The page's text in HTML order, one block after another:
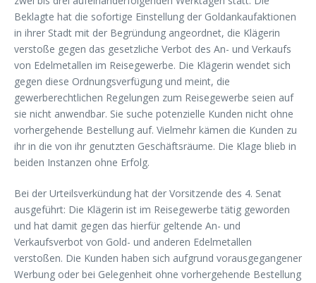
Beklagte hat die sofortige Einstellung der Goldankaufaktionen
in ihrer Stadt mit der Begründung angeordnet, die Klägerin
verstoße gegen das gesetzliche Verbot des An- und Verkaufs
von Edelmetallen im Reisegewerbe. Die Klägerin wendet sich
gegen diese Ordnungsverfügung und meint, die
gewerberechtlichen Regelungen zum Reisegewerbe seien auf
sie nicht anwendbar. Sie suche potenzielle Kunden nicht ohne
vorhergehende Bestellung auf. Vielmehr kämen die Kunden zu
ihr in die von ihr genutzten Geschäftsräume. Die Klage blieb in
beiden Instanzen ohne Erfolg.
Bei der Urteilsverkündung hat der Vorsitzende des 4. Senat
ausgeführt: Die Klägerin ist im Reisegewerbe tätig geworden
und hat damit gegen das hierfür geltende An- und
Verkaufsverbot von Gold- und anderen Edelmetallen
verstoßen. Die Kunden haben sich aufgrund vorausgegangener
Werbung oder bei Gelegenheit ohne vorhergehende Bestellung